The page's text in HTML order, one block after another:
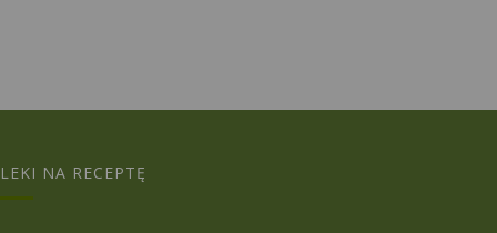
LEKI NA RECEPTĘ